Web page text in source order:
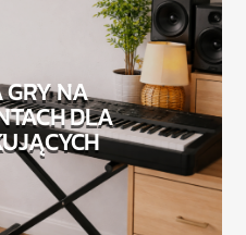
NA
DLA